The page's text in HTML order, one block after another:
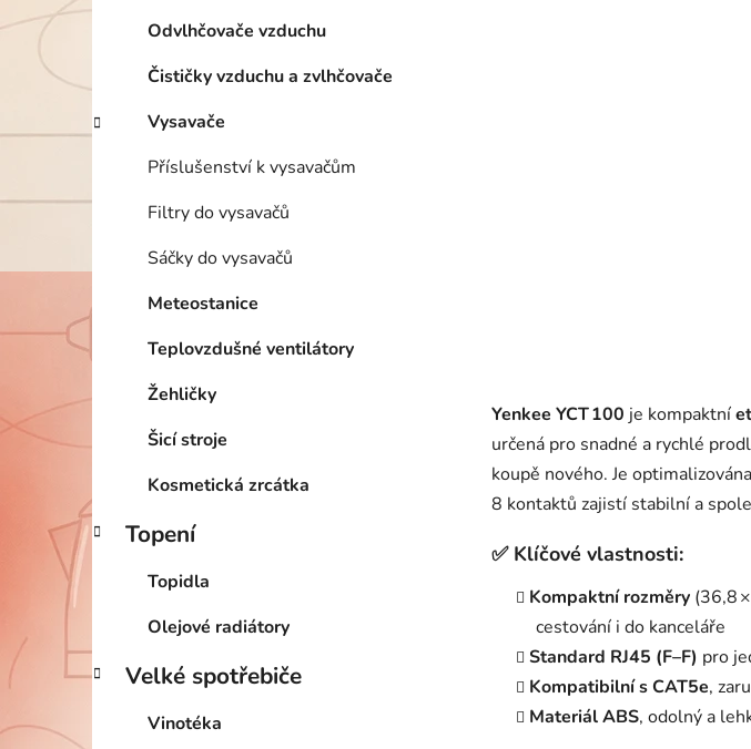
Odvlhčovače vzduchu
Čističky vzduchu a zvlhčovače
Vysavače
Příslušenství k vysavačům
Filtry do vysavačů
Sáčky do vysavačů
Meteostanice
Teplovzdušné ventilátory
Žehličky
Šicí stroje
Kosmetická zrcátka
Topení
Topidla
Olejové radiátory
Velké spotřebiče
Vinotéka
Yenkee YCT 100 je kompaktní
určená pro snadné a rychlé
koupě nového. Je
8 kontaktů zajistí stabilní a
✅ Klíčové vlastnosti:
Kompaktní rozměry (36,8
cestování i do kanceláře
Standard RJ45 (F–F) pro
Kompatibilní s CAT5e,
Materiál ABS, odolný a